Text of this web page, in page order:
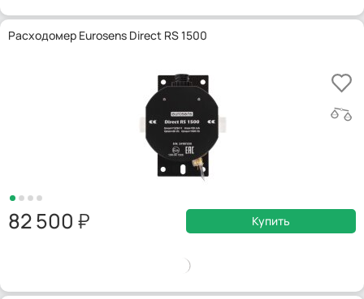
Расходомер Eurosens Direct RS 1500
82 500 Купить